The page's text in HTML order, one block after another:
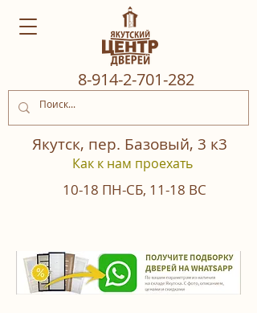
8‒914‒2‒701‒282
Якутск, пер. Базовый, 3 к3
Как к нам проехать
10-18 ПН-СБ, 11-18 ВС